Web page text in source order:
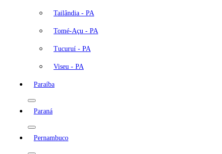
Tailândia - PA
Tomé-Açu - PA
Tucuruí - PA
Viseu - PA
Paraíba
Paraná
Pernambuco